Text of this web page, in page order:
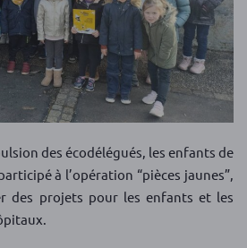
des écodélégués, les enfants de
à l’opération “pièces jaunes”,
des projets pour les enfants et les